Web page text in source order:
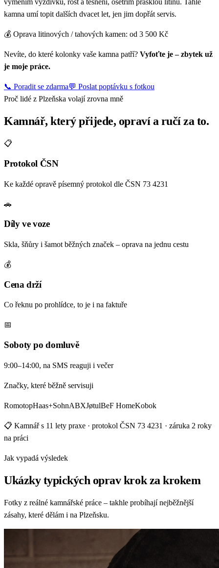
vyměním vyzdívku, rošt a těsnění, ošetřím prasklou litinu. Tahle
kamna umí topit dalších dvacet let, jen jim dopřát servis.
💰 Oprava litinových / tahových kamen: od 3 500 Kč
Nevíte, do které kolonky vaše kamna patří? Vyfoťte je – zbytek už
je moje práce.
📞 Poradit se zdarma💬 Poslat poptávku s fotkou
Proč lidé z Plzeňska volají zrovna mně
Kamnář, který přijede, opraví a ručí za to.
📋
Protokol ČSN
Ke každé opravě písemný protokol dle ČSN 73 4231
🚗
Díly ve voze
Skla, šňůry i šamot běžných značek – oprava na jednu cestu
💰
Cena drží
Co řeknu po prohlídce, to je i na faktuře
📅
Soboty po domluvě
9:00–14:00, na SMS reaguji i večer
Značky, které běžně servisuji
RomotopHaas+SohnABXJøtulBeF HomeKobok
📋 Kamnář s 11 lety praxe · protokol ČSN 73 4231 · záruka 2 roky
na práci
Jak vypadá výsledek
Ukázky typických oprav krok za krokem
Fotky z reálné kamnářské práce – takhle probíhají nejběžnější
zásahy, které dělám i na Plzeňsku.